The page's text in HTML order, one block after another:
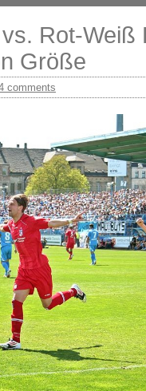
Rot-Weiß
Größe
comments